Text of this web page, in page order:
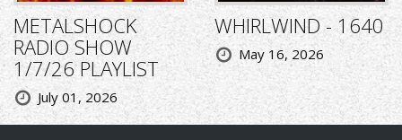
METALSHOCK
RADIO SHOW
1/7/26 PLAYLIST
July 01, 2026
WHIRLWIND - 1640
May 16, 2026